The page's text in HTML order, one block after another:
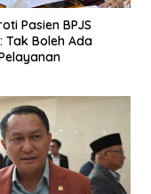
Pasien BPJS
Tak Boleh Ada